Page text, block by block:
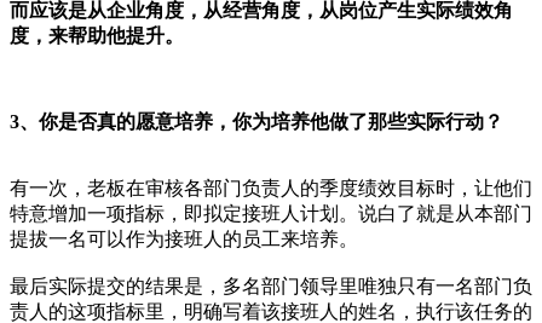
而应该是从企业角度，从经营角度，从岗位产生实际绩效角
度，来帮助他提升。
3、你是否真的愿意培养，你为培养他做了那些实际行动？
有一次，老板在审核各部门负责人的季度绩效目标时，让他们
特意增加一项指标，即拟定接班人计划。说白了就是从本部门
提拔一名可以作为接班人的员工来培养。
最后实际提交的结果是，多名部门领导里唯独只有一名部门负
责人的这项指标里，明确写着该接班人的姓名，执行该任务的